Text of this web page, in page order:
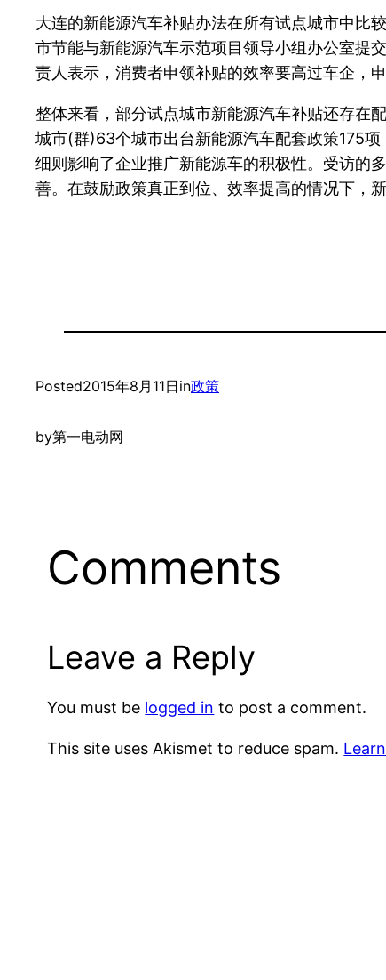
大连的新能源汽车补贴办法在所有试点城市中比
市节能与新能源汽车示范项目领导小组办公室提
责人表示，消费者申领补贴的效率要高过车企，
整体来看，部分试点城市新能源汽车补贴还存在
城市(群)63个城市出台新能源汽车配套政策175
细则影响了企业推广新能源车的积极性。受访的
善。在鼓励政策真正到位、效率提高的情况下，
Posted2015年8月11日in政策
by第一电动网
Comments
Leave a Reply
You must be logged in to post a comment.
This site uses Akismet to reduce spam.